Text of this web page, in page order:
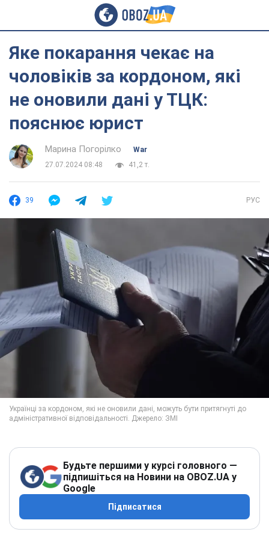
Яке покарання чекає на
чоловіків за кордоном, які
не оновили дані у ТЦК:
пояснює юрист
Марина Погорілко
War
27.07.2024 08:48
41,2 т.
39 РУС
Будьте першими у курсі головного —
підпишіться на Новини на OBOZ.UA у
Google
Підписатися